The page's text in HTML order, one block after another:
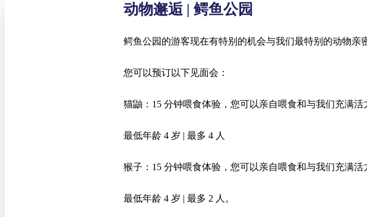
动物邂逅 | 鳄鱼公园
鳄鱼公园的游客现在有特别的机会与我们最特别的动物亲
您可以预订以下见面会：
猫鼬：15 分钟喂食体验，您可以亲自喂食和与我们充满活
最低年龄 4 岁 | 最多 4 人
猴子：15 分钟喂食体验，您可以亲自喂食和与我们充满活
最低年龄 4 岁 | 最多 2 人。